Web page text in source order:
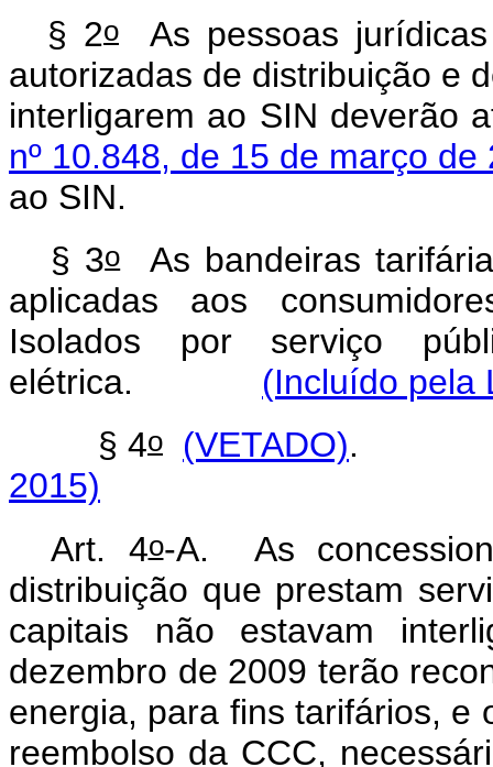
§ 2o As pessoas
autorizadas de distribuição e
interligarem ao SIN deverão
nº 10.848, de 15 de março de
ao SIN.
§ 3oAs bandeiras
aplicadas aos
Isolados por serviço
elétrica. (Incluído pela
§ 4o (VETADO)
2015)
Art. 4o-A. As
distribuição que prestam
capitais não estavam
dezembro de 2009 terão
energia, para fins tarifários, e
reembolso da CCC,